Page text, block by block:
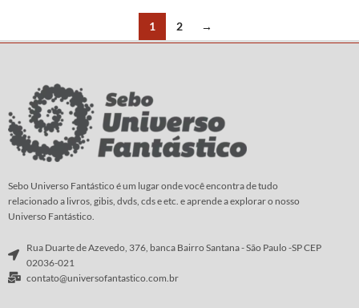
1 2 →
Sebo Universo Fantástico é um lugar onde você encontra de tudo
relacionado a livros, gibis, dvds, cds e etc. e aprende a explorar o nosso
Universo Fantástico.
Rua Duarte de Azevedo, 376, banca Bairro Santana - São Paulo -SP CEP
02036-021
contato@universofantastico.com.br